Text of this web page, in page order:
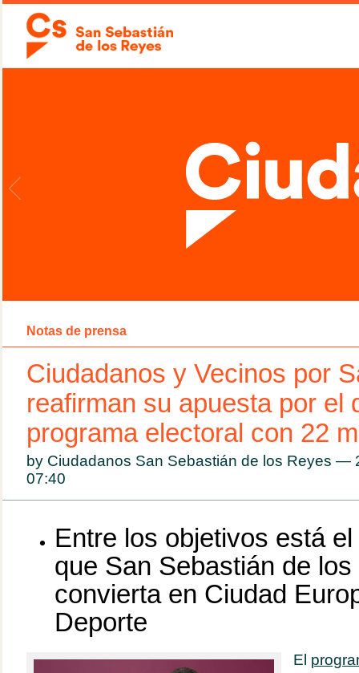
Notas de prensa
Ciudadanos y Vecinos por
reafirman su apuesta por el
programa electoral con 22
by Ciudadanos San Sebastián de los Reyes —
07:40
Entre los objetivos está
que San Sebastián de
convierta en Ciudad
Deporte
El